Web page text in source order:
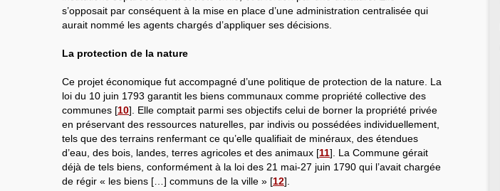
s’opposait par conséquent à la mise en place d’une administration centralisée qui
aurait nommé les agents chargés d’appliquer ses décisions.
La protection de la nature
Ce projet économique fut accompagné d’une politique de protection de la nature. La
loi du 10 juin 1793 garantit les biens communaux comme propriété collective des
communes [10] . Elle comptait parmi ses objectifs celui de borner la propriété privée
en préservant des ressources naturelles, par indivis ou possédées individuellement,
tels que des terrains renfermant ce qu’elle qualifiait de minéraux, des étendues
d’eau, des bois, landes, terres agricoles et des animaux [11] . La Commune gérait
déjà de tels biens, conformément à la loi des 21 mai-27 juin 1790 qui l’avait chargée
de régir « les biens […] communs de la ville » [12]